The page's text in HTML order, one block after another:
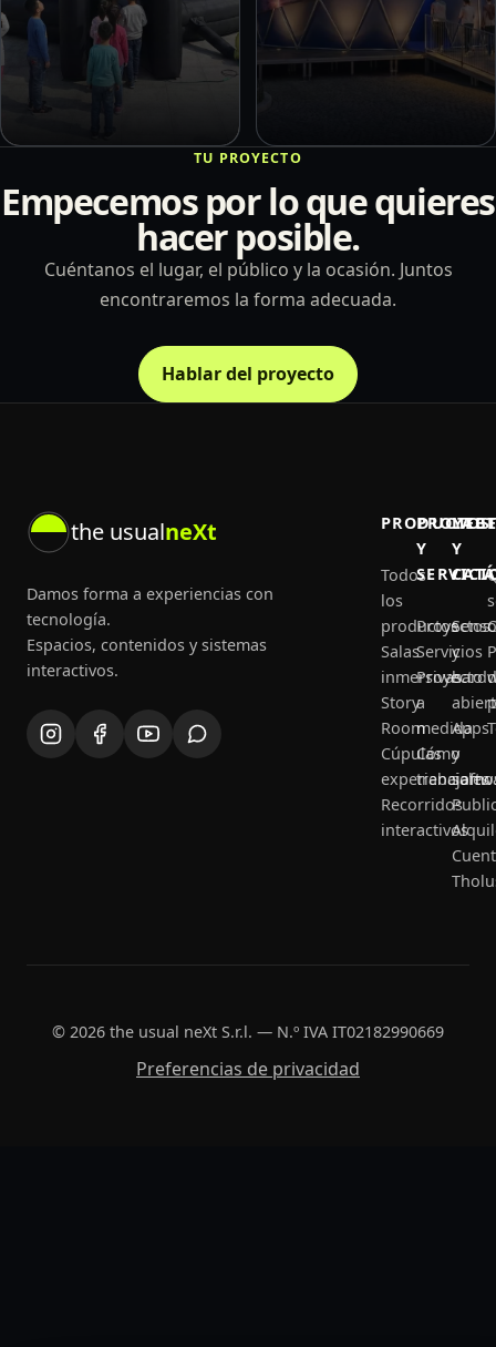
TU PROYECTO
Empecemos por lo que quieres
hacer posible.
Cuéntanos el lugar, el público y la ocasión. Juntos
encontraremos la forma adecuada.
Hablar del proyecto
the usualneXt
Damos forma a experiencias con
tecnología.
Espacios, contenidos y sistemas
interactivos.
PRODUCTOS
Todos
los
productos
Salas
inmersivas
Story
Room
Cúpulas
experienciales
Recorridos
interactivos
Y
Proyectos
Servicios
Proyecto
a
medida
Cómo
LAB
Y
y
Apps
y
© 2026 the usual neXt S.r.l. — N.º IVA IT02182990669
Preferencias de privacidad